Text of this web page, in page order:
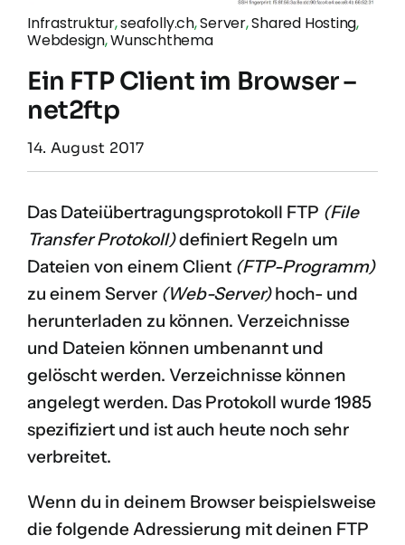
Infrastruktur,seafolly.ch,Server,Shared Hosting,
Webdesign,Wunschthema
Ein FTP Client im Browser –
net2ftp
14. August 2017
Das Dateiübertragungsprotokoll FTP (File
Transfer Protokoll)definiert Regeln um
Dateien von einem Client (FTP-Programm)
zu einem Server (Web-Server)hoch- und
herunterladen zu können. Verzeichnisse
und Dateien können umbenannt und
gelöscht werden. Verzeichnisse können
angelegt werden. Das Protokoll wurde 1985
spezifiziert und ist auch heute noch sehr
verbreitet.
Wenn du in deinem Browser beispielsweise
die folgende Adressierung mit deinen FTP